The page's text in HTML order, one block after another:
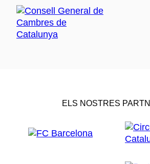
ELS NOSTRES